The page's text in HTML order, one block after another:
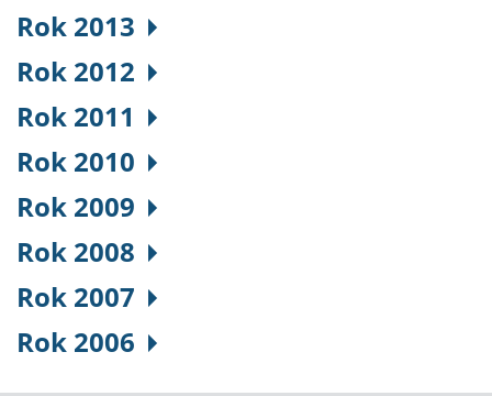
Rok 2013
Rok 2012
Rok 2011
Rok 2010
Rok 2009
Rok 2008
Rok 2007
Rok 2006